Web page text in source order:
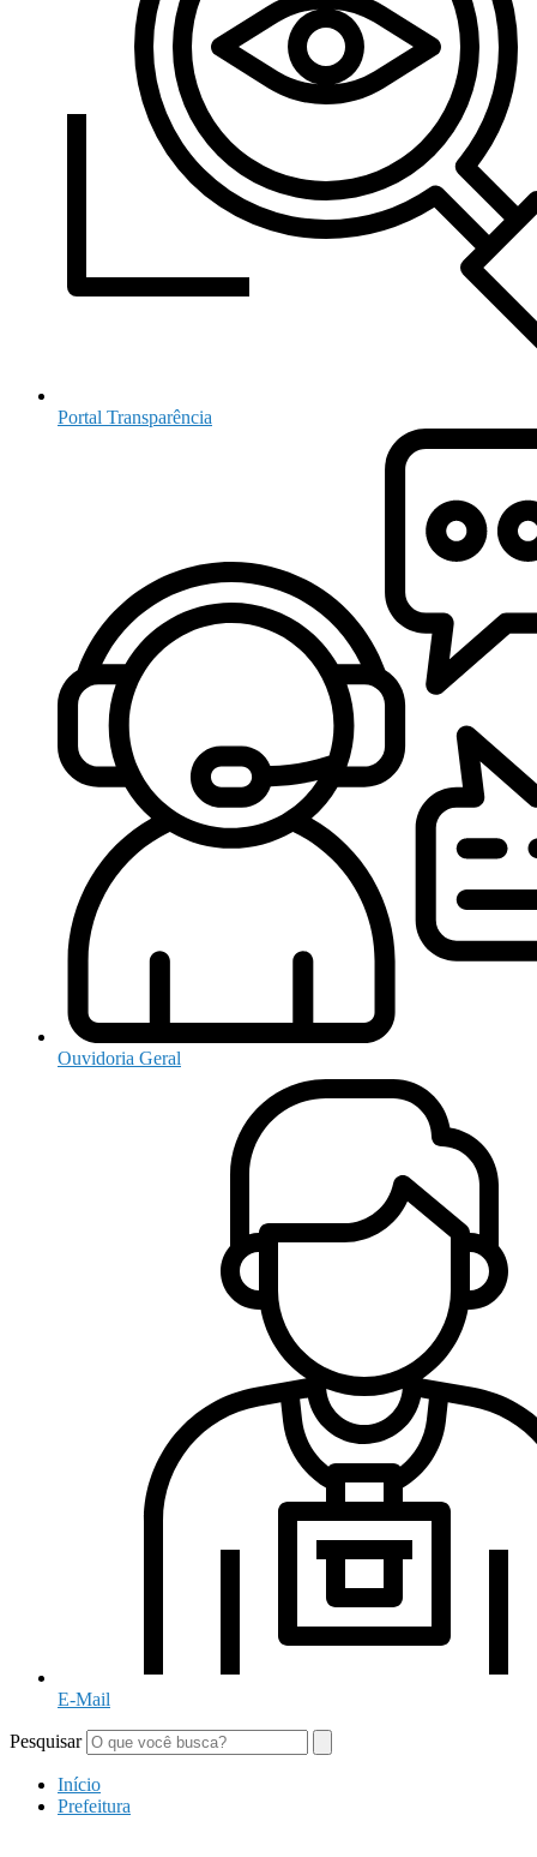
Portal Transparência
Ouvidoria Geral
E-Mail
Pesquisar
Início
Prefeitura